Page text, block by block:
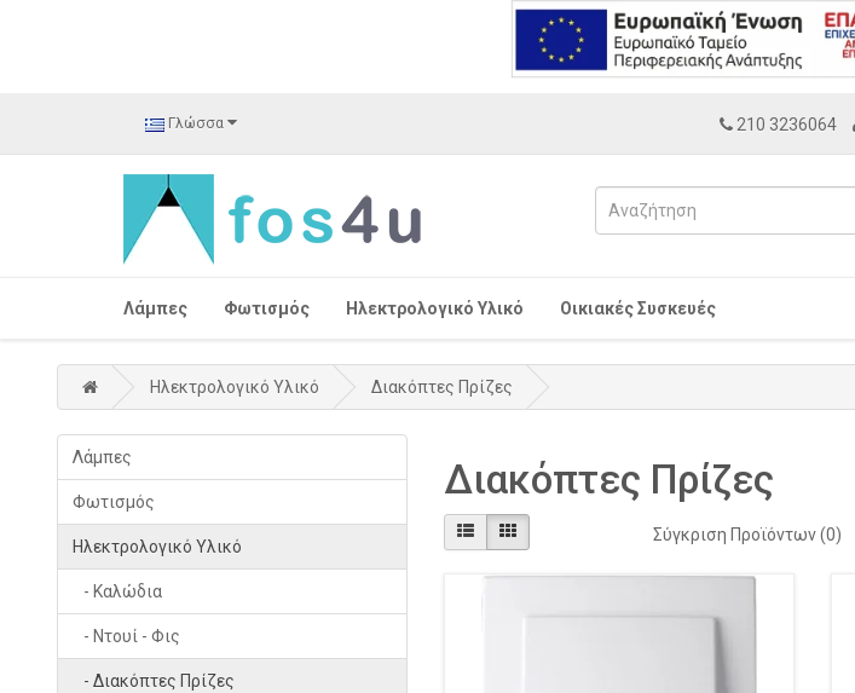
Γλώσσα 210 3236064
Λάμπες Φωτισμός Ηλεκτρολογικό Υλικό Οικιακές Συσκευές
Ηλεκτρολογικό Υλικό Διακόπτες Πρίζες
Λάμπες
Φωτισμός
Ηλεκτρολογικό Υλικό
- Καλώδια
- Ντουί - Φις
- Διακόπτες Πρίζες
Διακόπτες Πρίζες
Σύγκριση Προϊόντων (0)